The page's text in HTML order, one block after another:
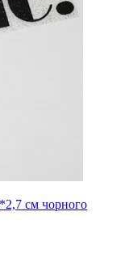
см чорного